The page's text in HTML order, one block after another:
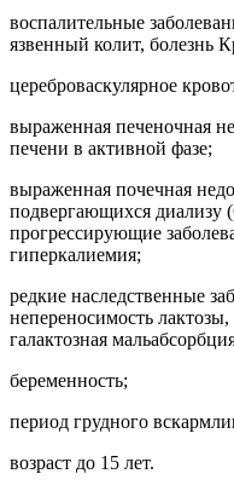
воспалительные
язвенный колит, болезнь
цереброваскулярное
выраженная печеночная
печени в активной фазе;
выраженная почечная
подвергающихся диализу
прогрессирующие
гиперкалиемия;
редкие наследственные
непереносимость
галактозная
беременность;
период грудного
возраст до 15 лет.